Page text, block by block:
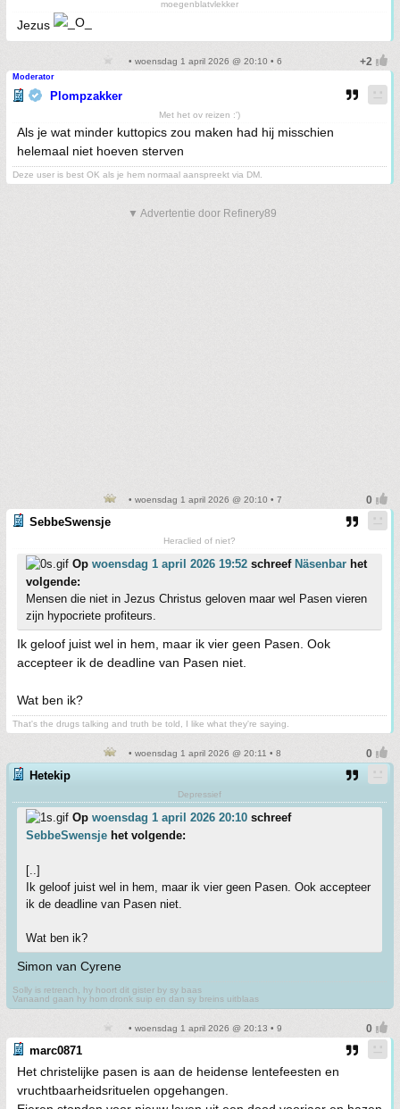
moegenblatvlekker
Jezus
• woensdag 1 april 2026 @ 20:10 • 6
Moderator
Plompzakker
Met het ov reizen :')
Als je wat minder kuttopics zou maken had hij misschien
helemaal niet hoeven sterven
Deze user is best OK als je hem normaal aanspreekt via DM.
▼ Advertentie door Refinery89
• woensdag 1 april 2026 @ 20:10 • 7
SebbeSwensje
Heraclied of niet?
Op woensdag 1 april 2026 19:52 schreef Näsenbar het
volgende:
Mensen die niet in Jezus Christus geloven maar wel Pasen vieren
zijn hypocriete profiteurs.
Ik geloof juist wel in hem, maar ik vier geen Pasen. Ook
accepteer ik de deadline van Pasen niet.
Wat ben ik?
That's the drugs talking and truth be told, I like what they're saying.
• woensdag 1 april 2026 @ 20:11 • 8
Hetekip
Depressief
Op woensdag 1 april 2026 20:10 schreef
SebbeSwensje het volgende:
[..]
Ik geloof juist wel in hem, maar ik vier geen Pasen. Ook accepteer
ik de deadline van Pasen niet.
Wat ben ik?
Simon van Cyrene
Solly is retrench, hy hoort dit gister by sy baas
Vanaand gaan hy hom dronk suip en dan sy breins uitblaas
• woensdag 1 april 2026 @ 20:13 • 9
marc0871
Het christelijke pasen is aan de heidense lentefeesten en
vruchtbaarheidsrituelen opgehangen.